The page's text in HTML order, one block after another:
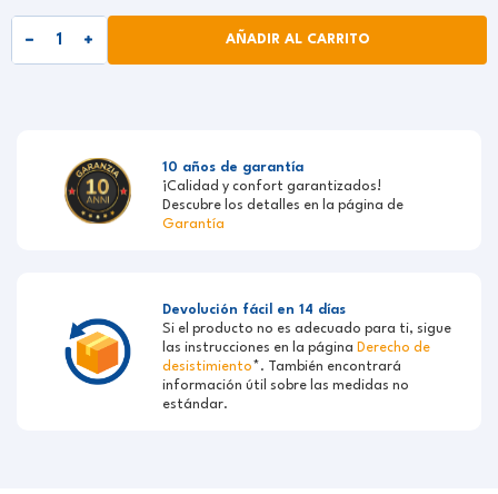
AÑADIR AL CARRITO
10 años de garantía
¡Calidad y confort garantizados!
Descubre los detalles en la página de
Garantía
Devolución fácil en 14 días
Si el producto no es adecuado para ti, sigue
las instrucciones en la página Derecho de
desistimiento *. También encontrará
información útil sobre las medidas no
estándar.